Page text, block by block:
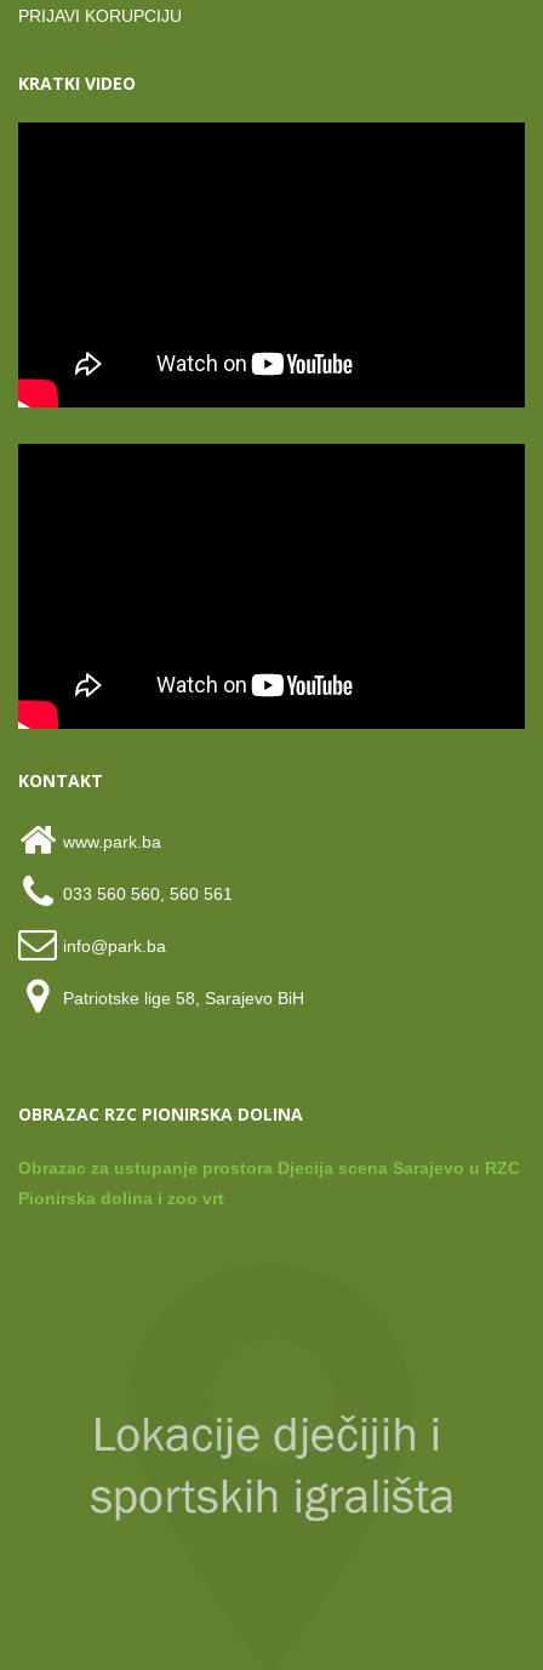
PRIJAVI KORUPCIJU
KRATKI VIDEO
KONTAKT
www.park.ba
033 560 560, 560 561
info@park.ba
Patriotske lige 58, Sarajevo BiH
OBRAZAC RZC PIONIRSKA DOLINA
Obrazac za ustupanje prostora Djecija scena Sarajevo u RZC
Pionirska dolina i zoo vrt